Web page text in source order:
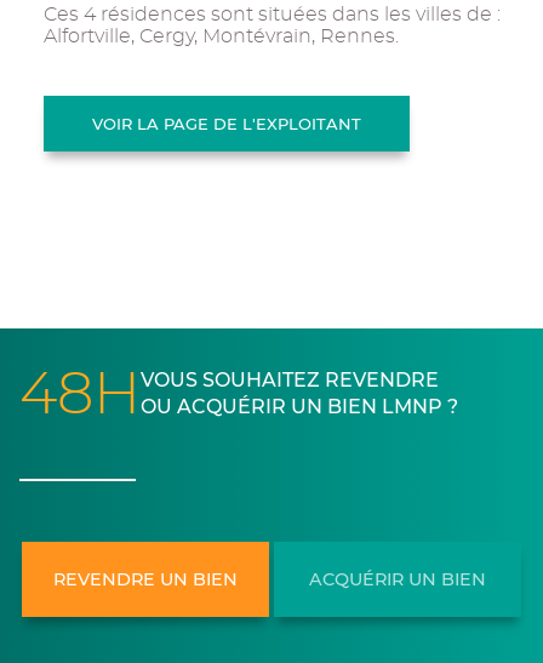
Ces 4 résidences sont situées dans les villes de :
Alfortville, Cergy, Montévrain, Rennes.
VOIR LA PAGE DE L'EXPLOITANT
48H VOUS SOUHAITEZ REVENDRE
OU ACQUÉRIR UN BIEN LMNP ?
REVENDRE UN BIEN ACQUÉRIR UN BIEN